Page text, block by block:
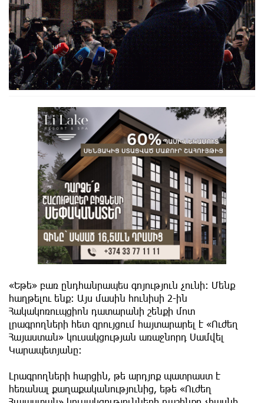
«Եթե» բառ ընդհանրապես գոյություն չունի։ Մենք
հաղթելու ենք։ Այս մասին հունիսի 2-ին
Հակակոռուպցիոն դատարանի շենքի մոտ
լրագրողների հետ զրույցում հայտարարել է «Ուժեղ
Հայաստան» կուսակցության առաջնորդ Սամվել
Կարապետյանը։
Լրագրողների հարցին, թե արդյոք պատրաստ է
հեռանալ քաղաքականությունից, եթե «Ուժեղ